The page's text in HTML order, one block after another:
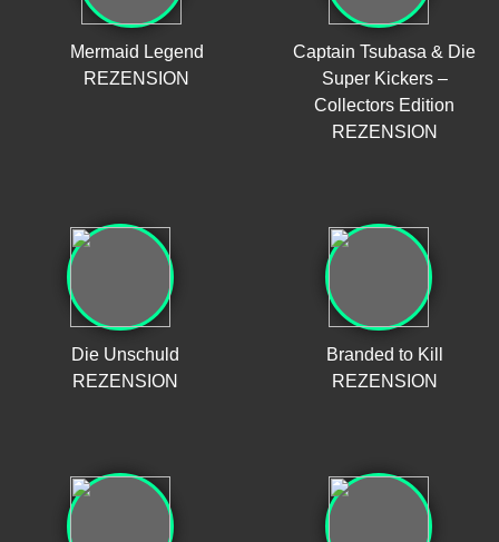
Mermaid Legend
REZENSION
Captain Tsubasa & Die
Super Kickers –
Collectors Edition
REZENSION
Die Unschuld
REZENSION
Branded to Kill
REZENSION